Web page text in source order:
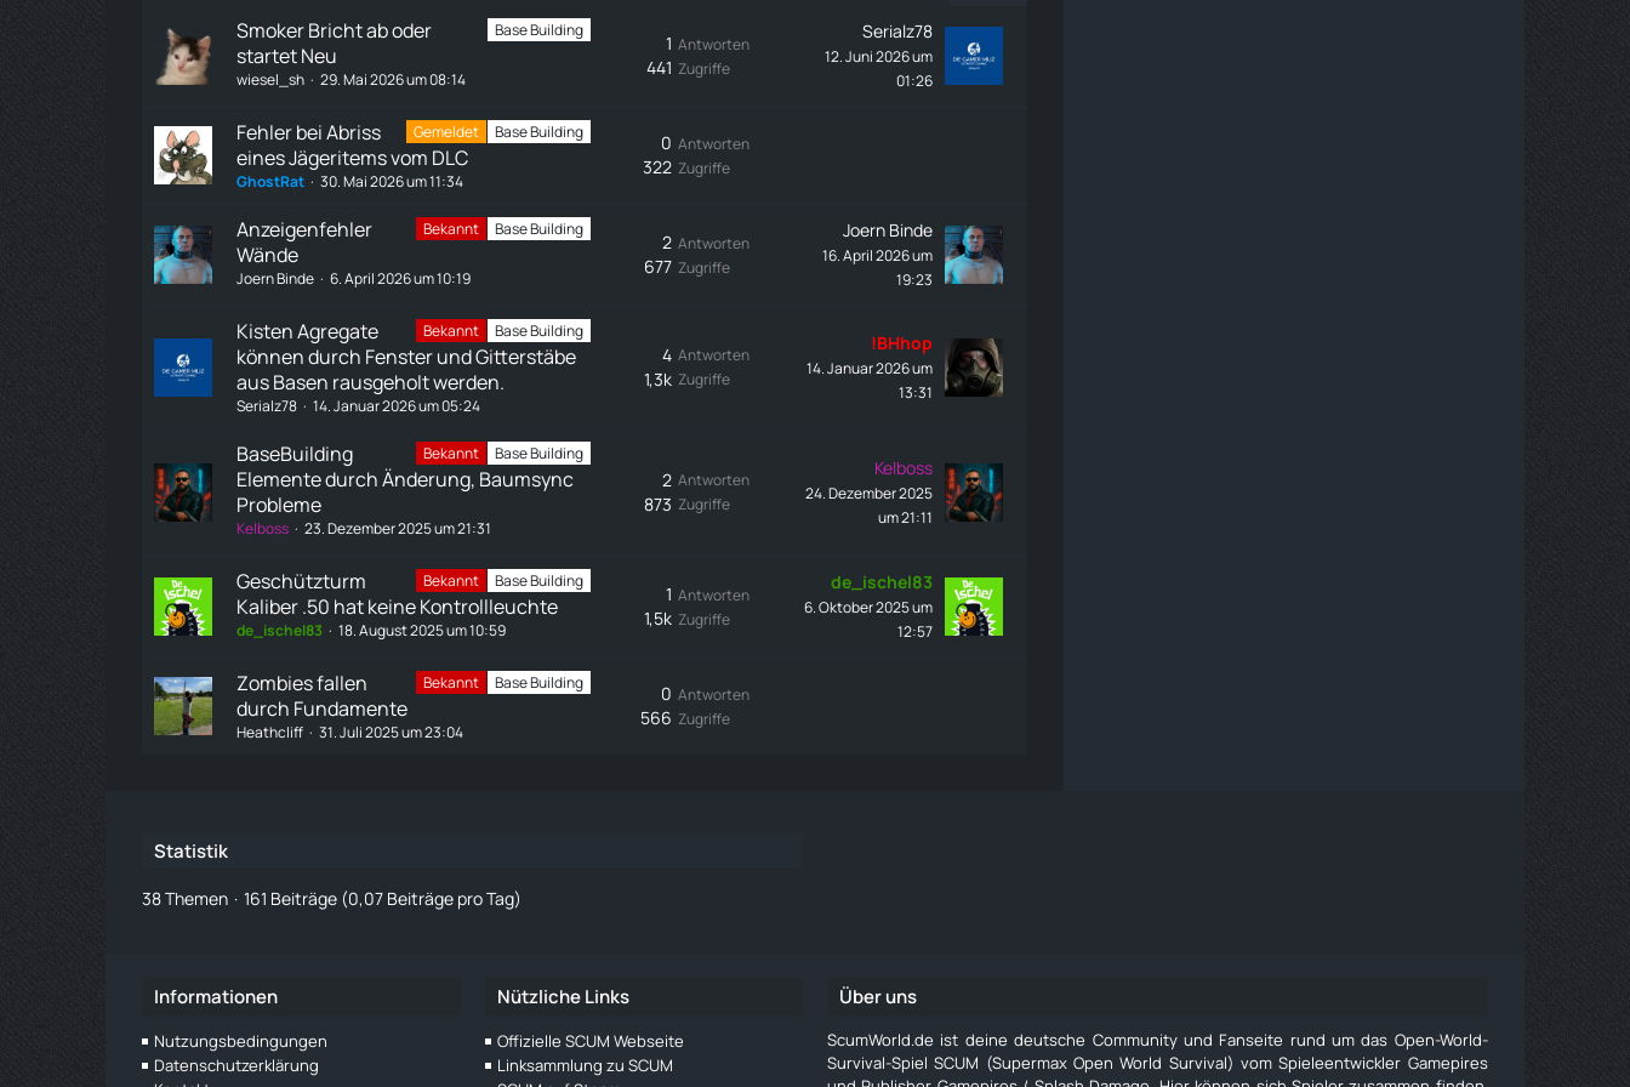
Base Building
Smoker Bricht ab oder
startet Neu
wiesel_sh 29. Mai 2026 um 08:14
Antworten
1
Zugriffe
441
Serialz78
12. Juni 2026 um
01:26
Gemeldet Base Building
Fehler bei Abriss
eines Jägeritems vom DLC
GhostRat 30. Mai 2026 um 11:34
Antworten
0
Zugriffe
322
Bekannt Base Building
Anzeigenfehler
Wände
Joern Binde 6. April 2026 um 10:19
Antworten
2
Zugriffe
677
Joern Binde
16. April 2026 um
19:23
Bekannt Base Building
Kisten Agregate
können durch Fenster und Gitterstäbe
aus Basen rausgeholt werden.
Serialz78 14. Januar 2026 um 05:24
Antworten
4
Zugriffe
1,3k
!BHhop
14. Januar 2026 um
13:31
Bekannt Base Building
BaseBuilding
Elemente durch Änderung, Baumsync
Probleme
Kelboss 23. Dezember 2025 um 21:31
Antworten
2
Zugriffe
873
Kelboss
24. Dezember 2025
um 21:11
Bekannt Base Building
Geschützturm
Kaliber .50 hat keine Kontrollleuchte
de_ischel83 18. August 2025 um 10:59
Antworten
1
Zugriffe
1,5k
de_ischel83
6. Oktober 2025 um
12:57
Bekannt Base Building
Zombies fallen
durch Fundamente
Heathcliff 31. Juli 2025 um 23:04
Antworten
0
Zugriffe
566
Statistik
38 Themen 161 Beiträge (0,07 Beiträge pro Tag)
Informationen
Nutzungsbedingungen
Datenschutzerklärung
Nützliche Links
Offizielle SCUM Webseite
Linksammlung zu SCUM
Über uns
ScumWorld.de ist deine deutsche Community und Fanseite rund um das Open-World-
Survival-Spiel SCUM (Supermax Open World Survival) vom Spieleentwickler Gamepires